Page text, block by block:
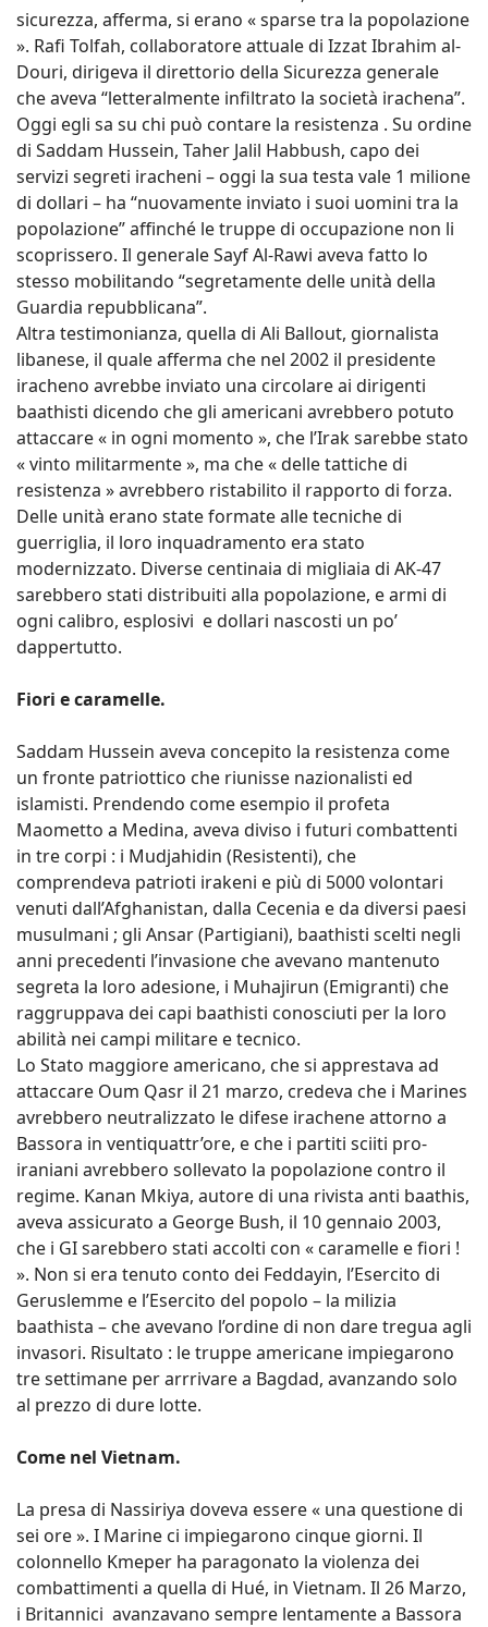
sicurezza, afferma, si erano « sparse tra la popolazione
». Rafi Tolfah, collaboratore attuale di Izzat Ibrahim al-
Douri, dirigeva il direttorio della Sicurezza generale
che aveva “letteralmente infiltrato la società irachena”.
Oggi egli sa su chi può contare la resistenza . Su ordine
di Saddam Hussein, Taher Jalil Habbush, capo dei
servizi segreti iracheni – oggi la sua testa vale 1 milione
di dollari – ha “nuovamente inviato i suoi uomini tra la
popolazione” affinché le truppe di occupazione non li
scoprissero. Il generale Sayf Al-Rawi aveva fatto lo
stesso mobilitando “segretamente delle unità della
Guardia repubblicana”.
Altra testimonianza, quella di Ali Ballout, giornalista
libanese, il quale afferma che nel 2002 il presidente
iracheno avrebbe inviato una circolare ai dirigenti
baathisti dicendo che gli americani avrebbero potuto
attaccare « in ogni momento », che l’Irak sarebbe stato
« vinto militarmente », ma che « delle tattiche di
resistenza » avrebbero ristabilito il rapporto di forza.
Delle unità erano state formate alle tecniche di
guerriglia, il loro inquadramento era stato
modernizzato. Diverse centinaia di migliaia di AK-47
sarebbero stati distribuiti alla popolazione, e armi di
ogni calibro, esplosivi e dollari nascosti un po’
dappertutto.
Fiori e caramelle.
Saddam Hussein aveva concepito la resistenza come
un fronte patriottico che riunisse nazionalisti ed
islamisti. Prendendo come esempio il profeta
Maometto a Medina, aveva diviso i futuri combattenti
in tre corpi : i Mudjahidin (Resistenti), che
comprendeva patrioti irakeni e più di 5000 volontari
venuti dall’Afghanistan, dalla Cecenia e da diversi paesi
musulmani ; gli Ansar (Partigiani), baathisti scelti negli
anni precedenti l’invasione che avevano mantenuto
segreta la loro adesione, i Muhajirun (Emigranti) che
raggruppava dei capi baathisti conosciuti per la loro
abilità nei campi militare e tecnico.
Lo Stato maggiore americano, che si apprestava ad
attaccare Oum Qasr il 21 marzo, credeva che i Marines
avrebbero neutralizzato le difese irachene attorno a
Bassora in ventiquattr’ore, e che i partiti sciiti pro-
iraniani avrebbero sollevato la popolazione contro il
regime. Kanan Mkiya, autore di una rivista anti baathis,
aveva assicurato a George Bush, il 10 gennaio 2003,
che i GI sarebbero stati accolti con « caramelle e fiori !
». Non si era tenuto conto dei Feddayin, l’Esercito di
Geruslemme e l’Esercito del popolo – la milizia
baathista – che avevano l’ordine di non dare tregua agli
invasori. Risultato : le truppe americane impiegarono
tre settimane per arrrivare a Bagdad, avanzando solo
al prezzo di dure lotte.
Come nel Vietnam.
La presa di Nassiriya doveva essere « una questione di
sei ore ». I Marine ci impiegarono cinque giorni. Il
colonnello Kmeper ha paragonato la violenza dei
combattimenti a quella di Hué, in Vietnam. Il 26 Marzo,
i Britannici avanzavano sempre lentamente a Bassora